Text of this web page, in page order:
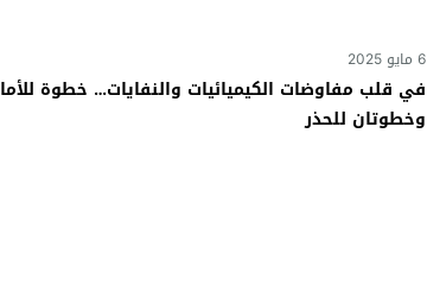
6 مايو 2025
في قلب مفاوضات الكيميائيات والنفايات… خطوة
وخطوتان للحذر